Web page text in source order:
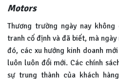
Motors
Thương trường ngày nay
tranh cố định và đã biết, mà
đó, các xu hướng kinh doanh
luôn luôn đổi mới. Các chính
sự trung thành của khách